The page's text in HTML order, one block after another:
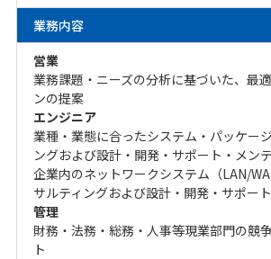
業務内容
営業
業務課題・ニーズの分析に基づいた、最
ンの提案
エンジニア
業種・業態に合ったシステム・パッケー
ングおよび設計・開発・サポート・メン
企業内のネットワークシステム（LAN/
サルティングおよび設計・開発・サポー
管理
財務・法務・総務・人事等現業部門の競
ト